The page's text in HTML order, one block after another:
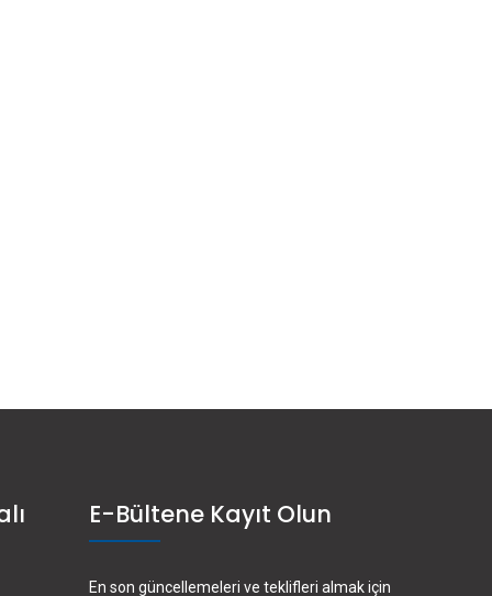
E-Bültene Kayıt Olun
En son güncellemeleri ve teklifleri almak için